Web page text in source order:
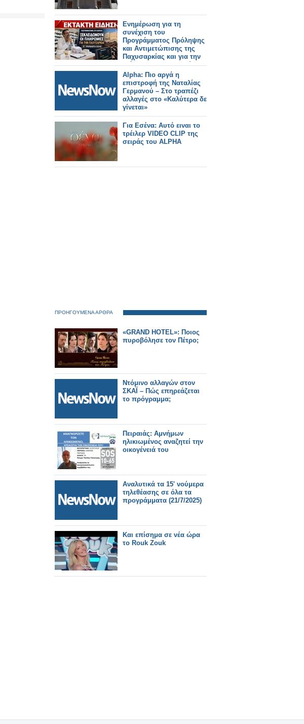
Ενημέρωση για τη
συνέχιση του
Προγράμματος Πρόληψης
και Αντιμετώπισης της
Παχυσαρκίας και για την
εξόφληση των οφειλών
των μηνών Μαΐου και
Ιουνίου
Alpha: Πιο αργά η
επιστροφή της Ναταλίας
Γερμανού – Στο τραπέζι
αλλαγές στο «Καλύτερα δε
γίνεται»
Για Εσένα: Αυτό ειναι το
τρέιλερ VIDEO CLIP της
σειράς του ALPHA
ΠΡΟΗΓΟΥΜΕΝΑ ΑΡΘΡΑ
«GRAND HOTEL»: Ποιος
πυροβόλησε τον Πέτρο;
Ντόμινο αλλαγών στον
ΣΚΑΪ – Πώς επηρεάζεται
το πρόγραμμα;
Πειραιάς: Αμνήμων
ηλικιωμένος αναζητεί την
οικογένειά του
Αναλυτικά τα 15' νούμερα
τηλεθέασης σε όλα τα
προγράμματα (21/7/2025)
Και επίσημα σε νέα ώρα
το Rouk Zouk